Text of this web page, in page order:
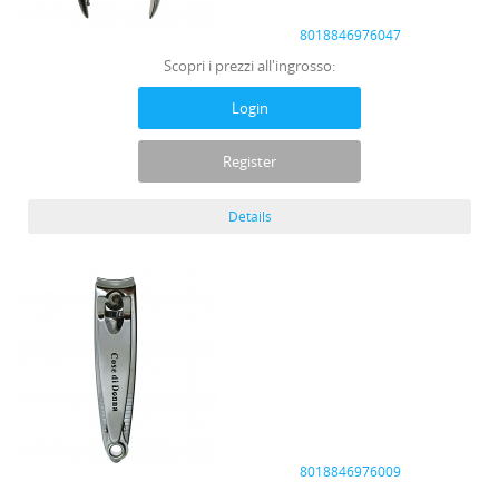
8018846976047
Scopri i prezzi all'ingrosso:
Login
Register
Details
8018846976009